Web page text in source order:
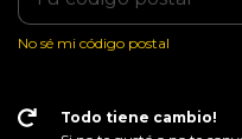
No sé mi código postal
Todo tiene cambio!